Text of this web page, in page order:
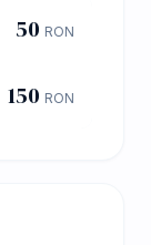
50 RON
150 RON